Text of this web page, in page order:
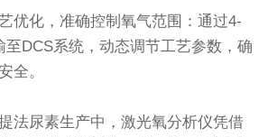
优化，准确控制氧气范围：通过4-
至DCS系统，动态调节工艺参数，确
全。
法尿素生产中，激光氧分析仪凭借